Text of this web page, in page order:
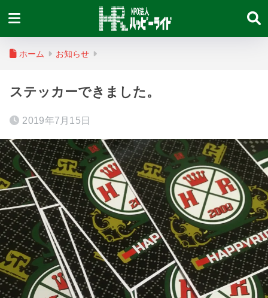
ホーム お知らせ
ステッカーできました。
2019年7月15日